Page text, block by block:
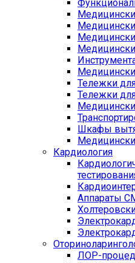
Тележки
Тележки
Шкафы
Кардиология
Аппараты
ЛОР-